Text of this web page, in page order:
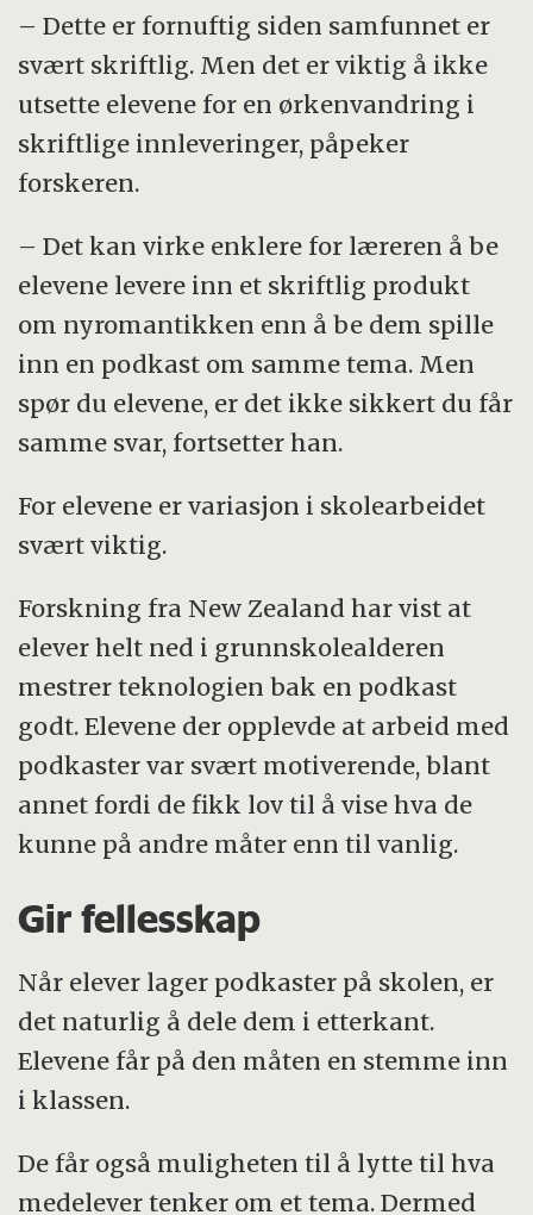
– Dette er fornuftig siden samfunnet er
svært skriftlig. Men det er viktig å ikke
utsette elevene for en ørkenvandring i
skriftlige innleveringer, påpeker
forskeren.
– Det kan virke enklere for læreren å be
elevene levere inn et skriftlig produkt
om nyromantikken enn å be dem spille
inn en podkast om samme tema. Men
spør du elevene, er det ikke sikkert du får
samme svar, fortsetter han.
For elevene er variasjon i skolearbeidet
svært viktig.
Forskning fra New Zealand har vist at
elever helt ned i grunnskolealderen
mestrer teknologien bak en podkast
godt. Elevene der opplevde at arbeid med
podkaster var svært motiverende, blant
annet fordi de fikk lov til å vise hva de
kunne på andre måter enn til vanlig.
Gir fellesskap
Når elever lager podkaster på skolen, er
det naturlig å dele dem i etterkant.
Elevene får på den måten en stemme inn
i klassen.
De får også muligheten til å lytte til hva
medelever tenker om et tema. Dermed